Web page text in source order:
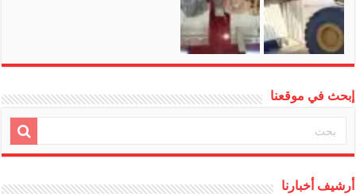
إبحث في موقعنا
أرشيف أخبارنا